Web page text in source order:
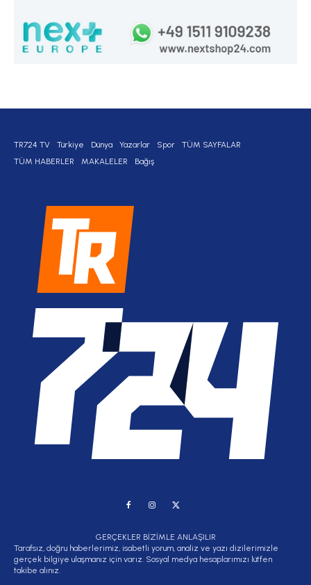
TR724 TV Türkiye Dünya Yazarlar Spor
TÜM SAYFALAR
TÜM HABERLER
MAKALELER Bağış
GERÇEKLER BİZİMLE ANLAŞILIR
Tarafsız, doğru haberlerimiz, isabetli yorum, analiz ve yazı dizilerimizle
gerçek bilgiye ulaşmanız için varız. Sosyal medya hesaplarımızı lütfen
takibe alınız.